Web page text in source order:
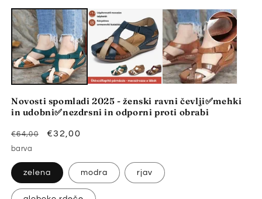
vsebine
1
odprite
v
modalnem
načinu
Novosti spomladi 2025 - ženski ravni čevlji✅mehki
in udobni✅nezdrsni in odporni proti obrabi
Redna
cena
€64,00
Znižana
€32,00
barva
zelena modra rjav